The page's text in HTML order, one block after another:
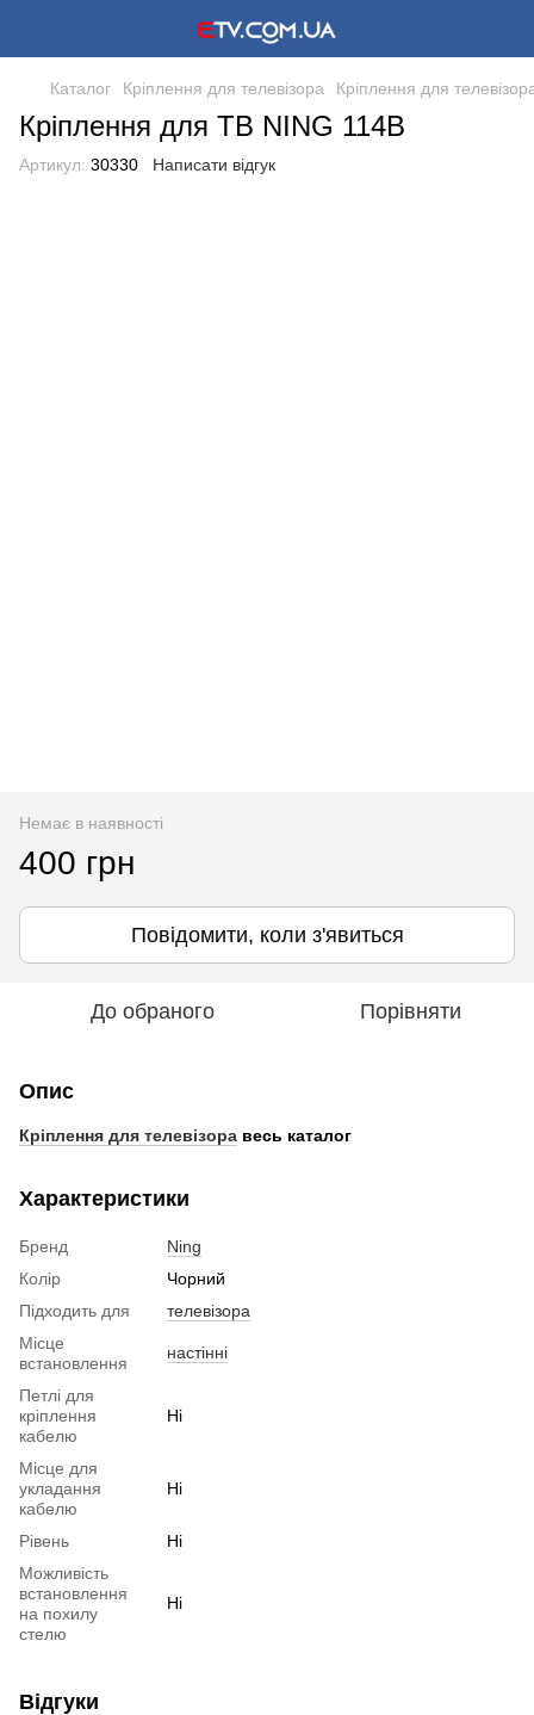
Каталог Кріплення для телевізора Кріплення для
Кріплення для ТВ NING 114B
Артикул: 30330 Написати відгук
Немає в наявності
400 грн
Повідомити, коли з'явиться
До обраного Порівняти
Опис
Кріплення для телевізора весь каталог
Характеристики
Бренд
Ning
Колір
Чорний
Підходить для
телевізора
Місце
встановлення
настінні
Петлі для
кріплення
кабелю
Ні
Місце для
укладання
кабелю
Ні
Рівень
Ні
Можливість
встановлення
на похилу
стелю
Ні
Відгуки